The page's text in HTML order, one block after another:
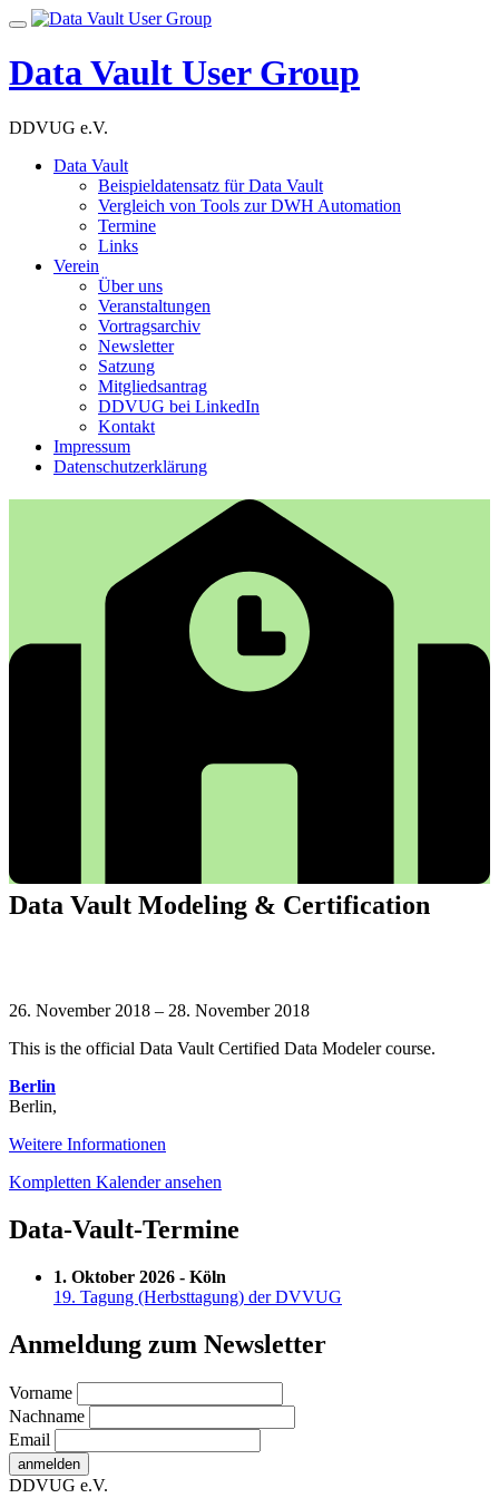
Skip
content
Toggle
Data Vault User Group
DDVUG e.V.
Data Vault
Beispieldatensatz für Data Vault
Vergleich von Tools zur DWH Automation
Termine
Links
Verein
Über uns
Veranstaltungen
Vortragsarchiv
Newsletter
Satzung
Mitgliedsantrag
DDVUG bei LinkedIn
Kontakt
Impressum
Datenschutzerklärung
Data Vault Modeling & Certification
Vault
&
26. November 2018 – 28. November 2018
This is the official Data Vault Certified Data Modeler course.
Berlin
Berlin,
Weitere Informationen
Kompletten Kalender ansehen
Data-Vault-Termine
1. Oktober 2026 - Köln
19. Tagung (Herbsttagung) der DVVUG
Anmeldung zum Newsletter
Vorname
Nachname
Email
DDVUG e.V.